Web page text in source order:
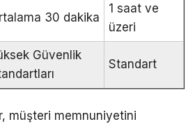
30 dakika
1 saat ve
üzeri
Güvenlik
Standart
müşteri memnuniyetini